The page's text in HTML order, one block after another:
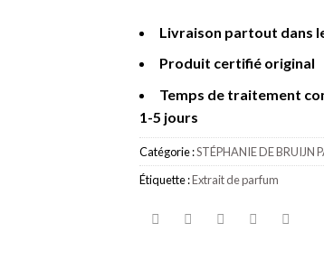
Livraison partout dans
Produit certifié original
Temps de traitement
1-5 jours
Catégorie :STÉPHANIE DE BRUIJN
Étiquette :Extrait de parfum